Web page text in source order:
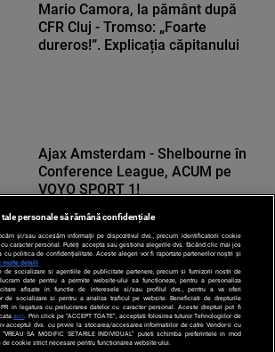
Mario Camora, la pământ după
CFR Cluj - Tromso: „Foarte
dureros!”. Explicația căpitanului
Ajax Amsterdam - Shelbourne în
Conference League, ACUM pe
VOYO SPORT 1!
tale personale să rămână confidențiale
și/sau accesăm informații pe dispozitivul dvs., precum identificatorii cookie
caracter personal. Puteți accepta sau gestiona alegerile dvs. făcând clic mai jos
cu politica de confidențialitate. Aceste alegeri vor fi raportate partenerilor noștri și
multe detalii
de socializare si agentiile de publicitate partenere, precum si furnizorii nostri de
date pentru a permite website-ului sa functioneze, pentru a personaliza
afisate in functie de interesele si/sau profilul dvs., pentru a va oferi
de socializare si pentru a analiza traficul pe website. Beneficiati de drepturile
in legatura cu prelucrarea datelor cu caracter personal. Aceste drepturi pot fi
aici . Prin click pe “ACCEPT TOATE”, acceptati folosirea tuturor Tehnologiilor de
acceptul dvs. cu privire la stocarea/accesarea informatiilor de catre Vendor-ii cu
SA MODIFIC SETARILE INDIVIDUAL” puteti schimba preferintele in mod
cookie strict necesare pentru functionarea website-ului.